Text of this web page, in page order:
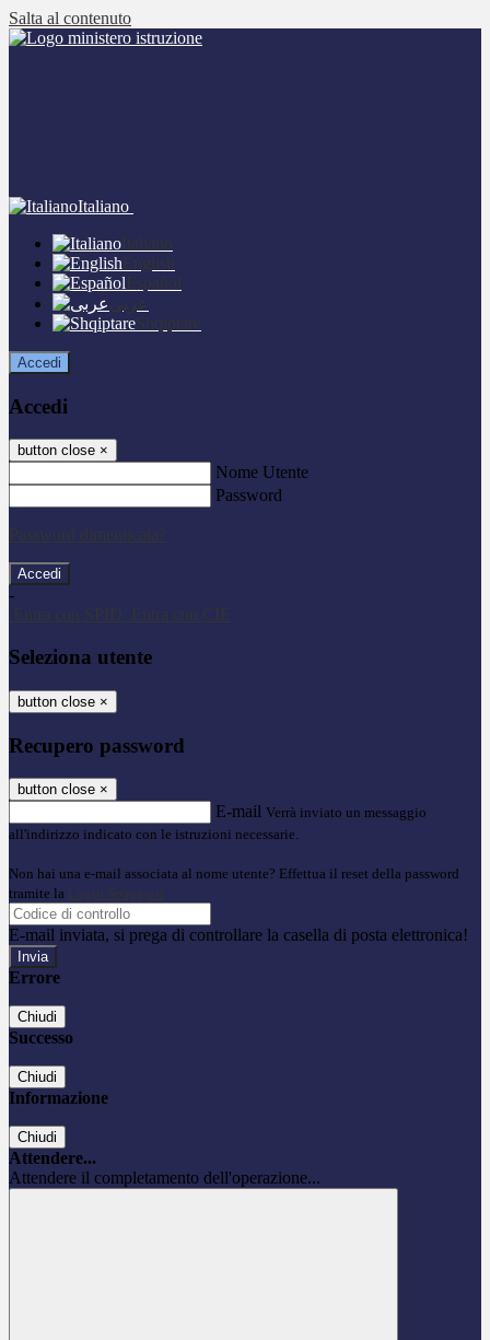
Salta al contenuto
Italiano
Italiano
English
Español
عربى
Shqiptare
Accedi
Accedi
button close ×
Nome Utente
Password
Password dimenticata?
-
Entra con SPID
Entra con CIE
Seleziona utente
button close ×
Recupero password
button close ×
E-mail Verrà inviato un messaggio
all'indirizzo indicato con le istruzioni necessarie.
Non hai una e-mail associata al nome utente? Effettua il reset della password
tramite la Login Spaggiari
E-mail inviata, si prega di controllare la casella di posta elettronica!
Errore
Chiudi
Successo
Chiudi
Informazione
Chiudi
Attendere...
Attendere il completamento dell'operazione...